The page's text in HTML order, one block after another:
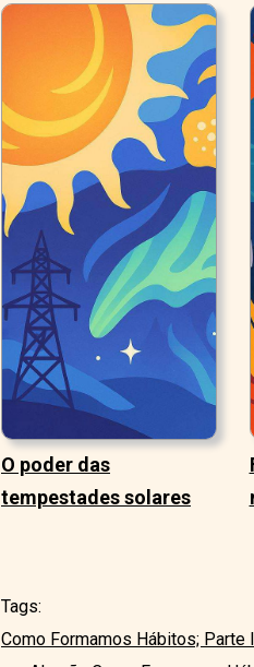
O poder das
tempestades solares
Tags:
Como Formamos Hábitos; Parte